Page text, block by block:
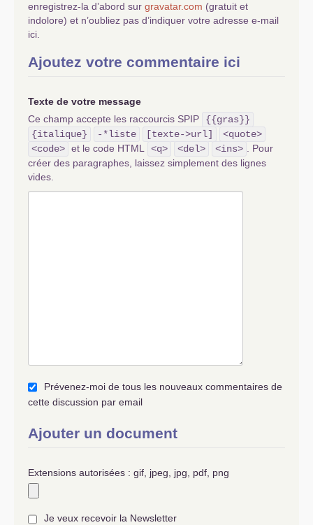
enregistrez-la d’abord sur gravatar.com (gratuit et
indolore) et n’oubliez pas d’indiquer votre adresse e-mail
ici.
Ajoutez votre commentaire ici
Texte de votre message
Ce champ accepte les raccourcis SPIP
{{gras}}
{italique}
-*liste [texte->url]
<quote>
<code> et le code HTML <q> <del> <ins>
. Pour
créer des paragraphes, laissez simplement des lignes
vides.
Prévenez-moi de tous les nouveaux commentaires de
cette discussion par email
Ajouter un document
Extensions autorisées : gif, jpeg, jpg, pdf, png
Je veux recevoir la Newsletter